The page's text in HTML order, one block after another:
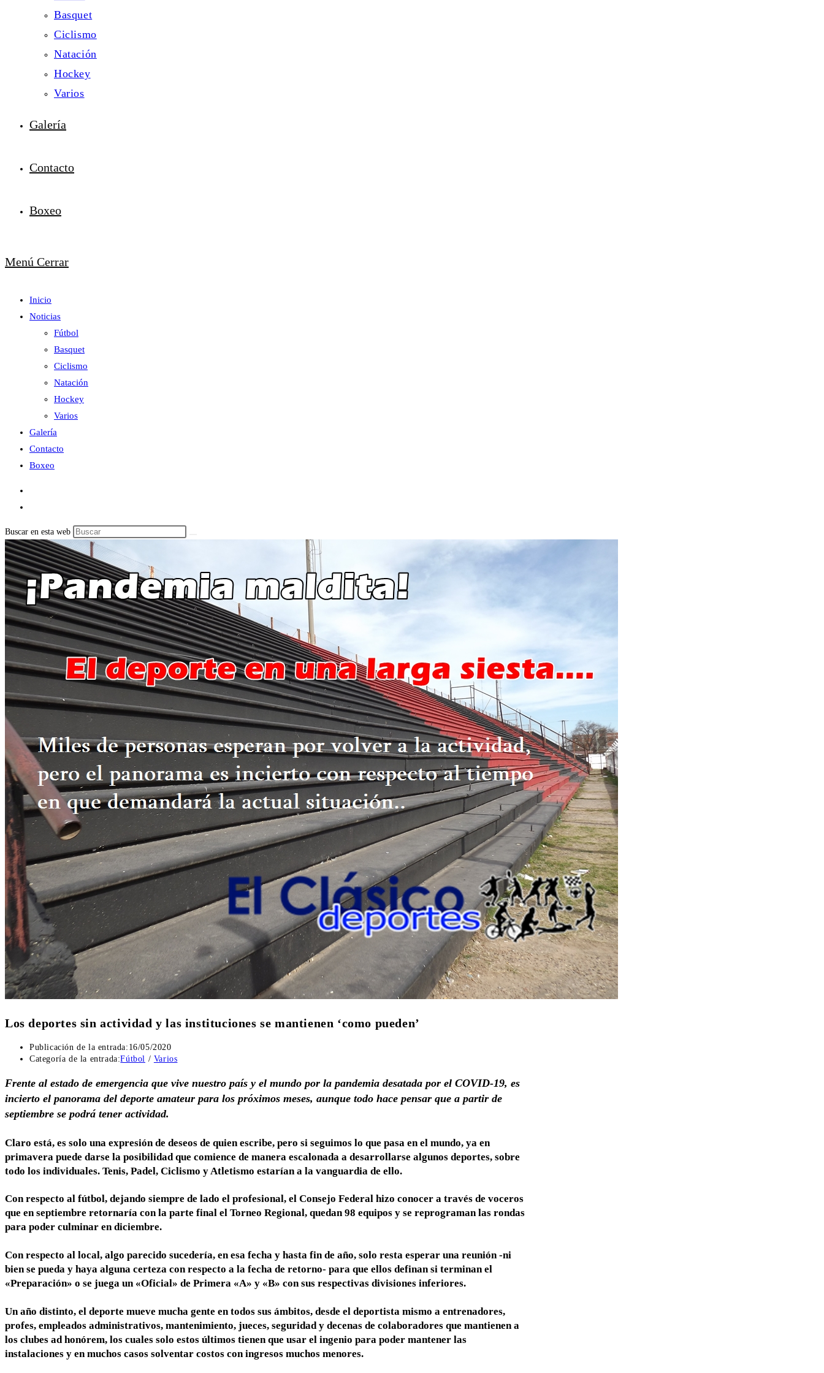
Basquet
Ciclismo
Natación
Hockey
Varios
Galería
Contacto
Boxeo
Menú Cerrar
Inicio
Noticias
Fútbol
Basquet
Ciclismo
Natación
Hockey
Varios
Galería
Contacto
Boxeo
Buscar en esta web
Los deportes sin actividad y las instituciones se mantienen ‘como pueden’
Publicación de la entrada: 16/05/2020
Categoría de la entrada:Fútbol / Varios
Frente al estado de emergencia que vive nuestro país y el mundo por la pandemia desatada por el COVID-19, es
incierto el panorama del deporte amateur para los próximos meses, aunque todo hace pensar que a partir de
septiembre se podrá tener actividad.
Claro está, es solo una expresión de deseos de quien escribe, pero si seguimos lo que pasa en el mundo, ya en
primavera puede darse la posibilidad que comience de manera escalonada a desarrollarse algunos deportes, sobre
todo los individuales. Tenis, Padel, Ciclismo y Atletismo estarían a la vanguardia de ello.
Con respecto al fútbol, dejando siempre de lado el profesional, el Consejo Federal hizo conocer a través de voceros
que en septiembre retornaría con la parte final el Torneo Regional, quedan 98 equipos y se reprograman las rondas
para poder culminar en diciembre.
Con respecto al local, algo parecido sucedería, en esa fecha y hasta fin de año, solo resta esperar una reunión -ni
bien se pueda y haya alguna certeza con respecto a la fecha de retorno- para que ellos definan si terminan el
«Preparación» o se juega un «Oficial» de Primera «A» y «B» con sus respectivas divisiones inferiores.
Un año distinto, el deporte mueve mucha gente en todos sus ámbitos, desde el deportista mismo a entrenadores,
profes, empleados administrativos, mantenimiento, jueces, seguridad y decenas de colaboradores que mantienen a
los clubes ad honórem, los cuales solo estos últimos tienen que usar el ingenio para poder mantener las
instalaciones y en muchos casos solventar costos con ingresos muchos menores.